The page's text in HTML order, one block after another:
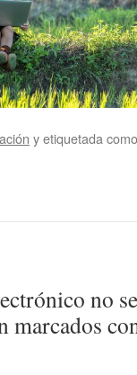
y etiquetada
no
marcados